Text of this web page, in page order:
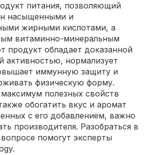
питания, позволяющий
насыщенными и
жирными кислотами, а
витаминно-минеральным
продукт обладает доказанной
активностью, нормализует
иммунную защиту и
физическую форму.
полезных свойств
обогатить вкус и аромат
с его добавлением, важно
производителя. Разобраться в
помогут эксперты